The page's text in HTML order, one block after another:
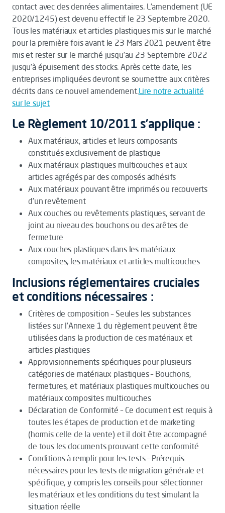
contact avec des denrées alimentaires. L’amendement (UE
2020/1245) est devenu effectif le 23 Septembre 2020.
Tous les matériaux et articles plastiques mis sur le marché
pour la première fois avant le 23 Mars 2021 peuvent être
mis et rester sur le marché jusqu’au 23 Septembre 2022
jusqu’à épuisement des stocks. Après cette date, les
entreprises impliquées devront se soumettre aux critères
décrits dans ce nouvel amendement.Lire notre actualité
sur le sujet
Le Règlement 10/2011 s’applique :
Aux matériaux, articles et leurs composants
constitués exclusivement de plastique
Aux matériaux plastiques multicouches et aux
articles agrégés par des composés adhésifs
Aux matériaux pouvant être imprimés ou recouverts
d’un revêtement
Aux couches ou revêtements plastiques, servant de
joint au niveau des bouchons ou des arêtes de
fermeture
Aux couches plastiques dans les matériaux
composites, les matériaux et articles multicouches
Inclusions réglementaires cruciales
et conditions nécessaires :
Critères de composition – Seules les substances
listées sur l’Annexe 1 du règlement peuvent être
utilisées dans la production de ces matériaux et
articles plastiques
Approvisionnements spécifiques pour plusieurs
catégories de matériaux plastiques – Bouchons,
fermetures, et matériaux plastiques multicouches ou
matériaux composites multicouches
Déclaration de Conformité – Ce document est requis à
toutes les étapes de production et de marketing
(hormis celle de la vente) et il doit être accompagné
de tous les documents prouvant cette conformité
Conditions à remplir pour les tests – Prérequis
nécessaires pour les tests de migration générale et
spécifique, y compris les conseils pour sélectionner
les matériaux et les conditions du test simulant la
situation réelle